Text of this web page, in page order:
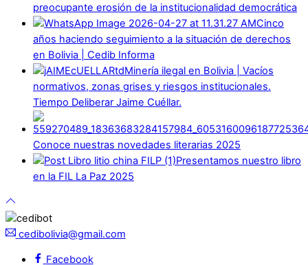
preocupante erosión de la institucionalidad democrática
Cinco
años haciendo seguimiento a la situación de derechos
en Bolivia | Cedib Informa
Minería ilegal en Bolivia | Vacíos
normativos, zonas grises y riesgos institucionales.
Tiempo Deliberar Jaime Cuéllar.
Conoce nuestras novedades literarias 2025
Presentamos nuestro libro
en la FIL La Paz 2025
cedibolivia@gmail.com
Facebook